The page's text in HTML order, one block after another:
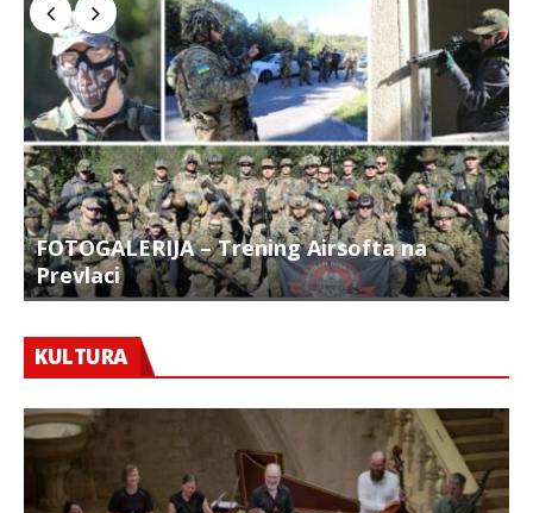
FOTOGALERIJA – Trening Airsofta na
Prevlaci
KULTURA